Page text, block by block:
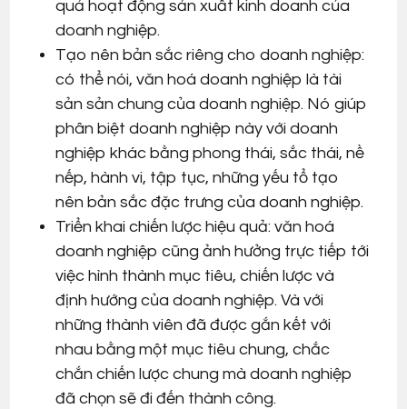
quả hoạt động sản xuất kinh doanh của
doanh nghiệp.
Tạo nên bản sắc riêng cho doanh nghiệp:
có thể nói, văn hoá doanh nghiệp là tài
sản sản chung của doanh nghiệp. Nó giúp
phân biệt doanh nghiệp này với doanh
nghiệp khác bằng phong thái, sắc thái, nề
nếp, hành vi, tập tục, những yếu tổ tạo
nên bản sắc đặc trưng của doanh nghiệp.
Triển khai chiến lược hiệu quả: văn hoá
doanh nghiệp cũng ảnh hưởng trực tiếp tới
việc hình thành mục tiêu, chiến lược và
định hướng của doanh nghiệp. Và với
những thành viên đã được gắn kết với
nhau bằng một mục tiêu chung, chắc
chắn chiến lược chung mà doanh nghiệp
đã chọn sẽ đi đến thành công.